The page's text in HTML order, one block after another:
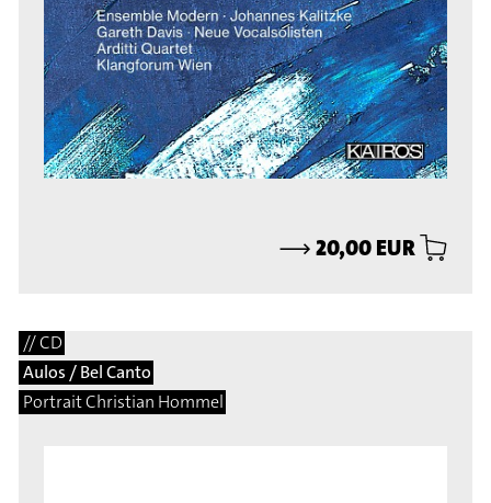
⟶20,00 EUR
// CD
Aulos / Bel Canto
Portrait Christian Hommel